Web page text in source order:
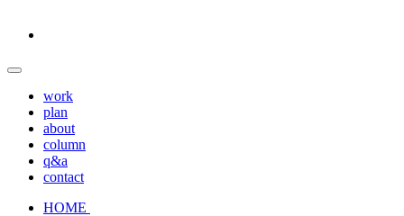
work
plan
about
column
q&a
contact
HOME